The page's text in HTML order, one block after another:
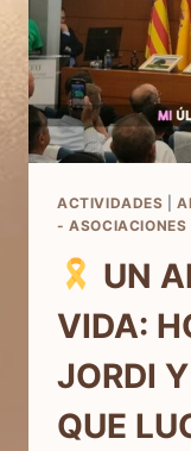
ACTIVIDADES |
- ASOCIACIONES
UN
VIDA:
JORDI
QUE